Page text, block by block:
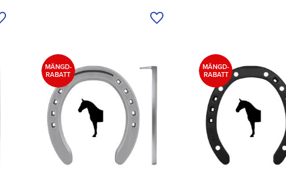
til ønskeliste Tilføj til ønskeliste
MÄNGD-
RABATT
MÄNGD-
RABATT